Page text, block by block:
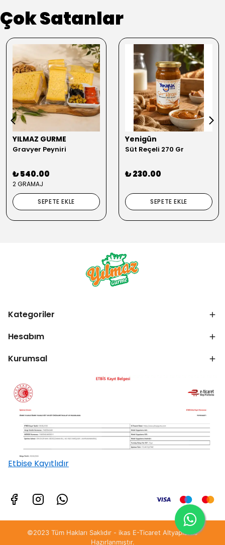
Çok Satanlar
YILMAZ GURME
Gravyer Peyniri
₺ 540.00
2 GRAMAJ
SEPETE EKLE
Yenigün
Süt Reçeli 270 Gr
₺ 230.00
SEPETE EKLE
Kategoriler
Hesabım
Kurumsal
Etbise Kayıtlıdır
©2023 Tüm Hakları Saklıdır - ikas E-Ticaret Altyapısı ile
Hazırlanmıştır.